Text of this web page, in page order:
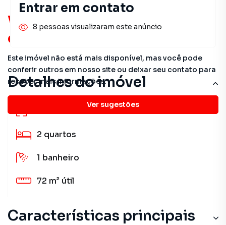
Você pode encontrar novas
oportunidades!
Este imóvel não está mais disponível, mas você pode
conferir outros em nosso site ou deixar seu contato para
receber mais informações.
Ver sugestões
Detalhes do imóvel
2 quartos
1 banheiro
72 m² útil
Características principais
Entrar em contato
8 pessoas visualizaram este anúncio